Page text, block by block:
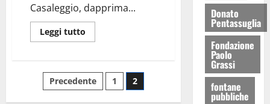
Casaleggio, dapprima...
Leggi tutto
Precedente 1 2
Donato
Pentassuglia
Fondazione
Paolo
Grassi
fontane
pubbliche